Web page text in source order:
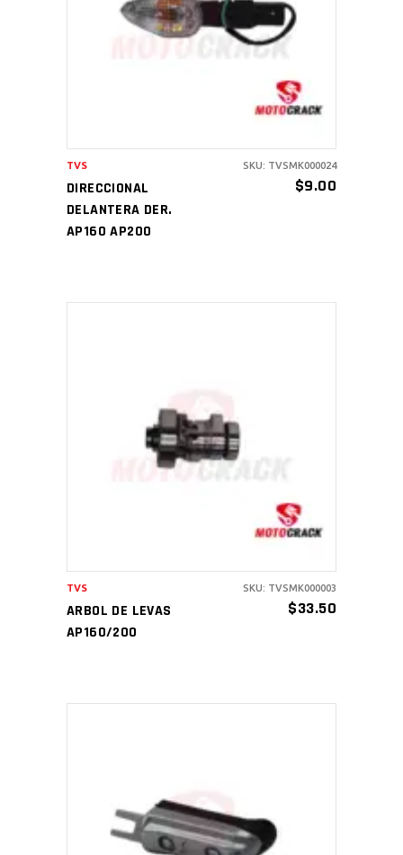
AÑADIR AL CARRITO
DIRECCIONAL
DELANTERA DER.
AP160 AP200
$9.00
TVS SKU: TVSMK000024
AÑADIR AL CARRITO
ARBOL DE LEVAS
AP160/200
$33.50
TVS SKU: TVSMK000003
AÑADIR AL CARRITO